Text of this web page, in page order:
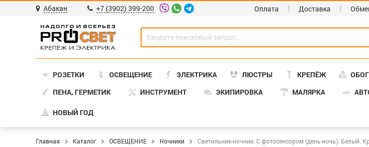
Абакан +7 (3902) 399-200 Оплата Доставка
РОЗЕТКИ ОСВЕЩЕНИЕ ЭЛЕКТРИКА ЛЮСТРЫ КРЕПЁЖ
ПЕНА, ГЕРМЕТИК
ИНСТРУМЕНТ ЭКИПИРОВКА МАЛЯРКА
НОВЫЙ ГОД
Главная Каталог ОСВЕЩЕНИЕ Ночники Светильник-ночник. С фотосенсором (день-ночь). Белый.